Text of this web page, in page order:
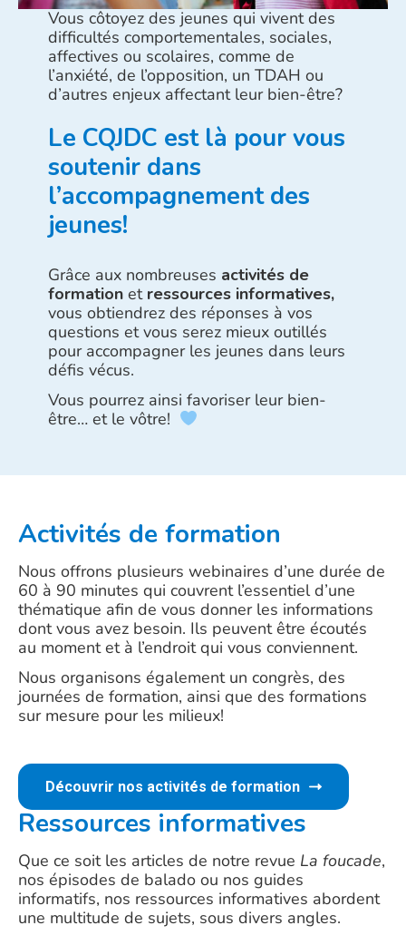
Vous côtoyez des jeunes qui vivent des
difficultés comportementales, sociales,
affectives ou scolaires, comme de
l’anxiété, de l’opposition, un TDAH ou
d’autres enjeux affectant leur bien-être?
Le CQJDC est là pour vous
soutenir dans
l’accompagnement des
jeunes!
Grâce aux nombreuses activités de
formationet ressources informatives,
vous obtiendrez des réponses à vos
questions et vous serez mieux outillés
pour accompagner les jeunes dans leurs
défis vécus.
Vous pourrez ainsi favoriser leur bien-
être… et le vôtre!
Activités de formation
Nous offrons plusieurs webinaires d’une durée de
60 à 90 minutes qui couvrent l’essentiel d’une
thématique afin de vous donner les informations
dont vous avez besoin. Ils peuvent être écoutés
au moment et à l’endroit qui vous conviennent.
Nous organisons également un congrès, des
journées de formation, ainsi que des formations
sur mesure pour les milieux!
Découvrir nos activités de formation
Ressources informatives
Que ce soit les articles de notre revue La foucade,
nos épisodes de balado ou nos guides
informatifs, nos ressources informatives abordent
une multitude de sujets, sous divers angles.